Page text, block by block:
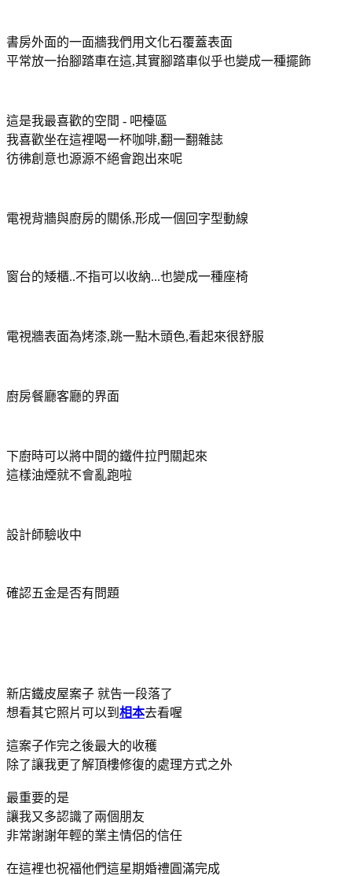
書房外面的一面牆我們用文化石覆蓋表面
平常放一抬腳踏車在這,其實腳踏車似乎也變成一種擺飾
這是我最喜歡的空間 - 吧檯區
我喜歡坐在這裡喝一杯咖啡,翻一翻雜誌
彷彿創意也源源不絕會跑出來呢
電視背牆與廚房的關係,形成一個回字型動線
窗台的矮櫃..不指可以收納...也變成一種座椅
電視牆表面為烤漆,跳一點木頭色,看起來很舒服
廚房餐廳客廳的界面
下廚時可以將中間的鐵件拉門關起來
這樣油煙就不會亂跑啦
設計師驗收中
確認五金是否有問題
新店鐵皮屋案子 就告一段落了
想看其它照片可以到 相本去看喔
這案子作完之後最大的收穫
除了讓我更了解頂樓修復的處理方式之外
最重要的是
讓我又多認識了兩個朋友
非常謝謝年輕的業主情侶的信任
在這裡也祝福他們這星期婚禮圓滿完成